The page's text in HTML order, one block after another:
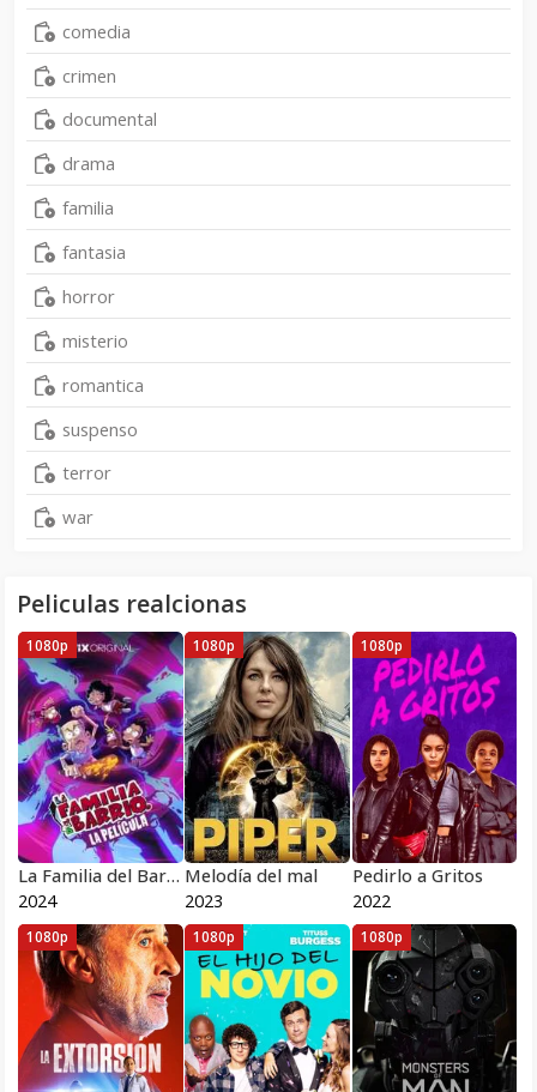
comedia
crimen
documental
drama
familia
fantasia
horror
misterio
romantica
suspenso
terror
war
Peliculas realcionas
La Familia del Barrio
2024
1080p
Melodía del mal
2023
1080p
Pedirlo a Gritos
2022
1080p
1080p 1080p 1080p